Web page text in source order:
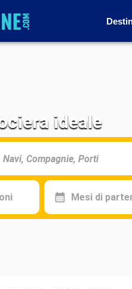
ideale
Mesi di